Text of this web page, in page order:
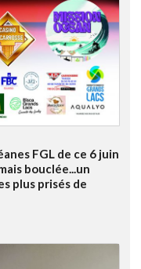
FGL de ce 6 juin
bouclée...un
plus prisés de